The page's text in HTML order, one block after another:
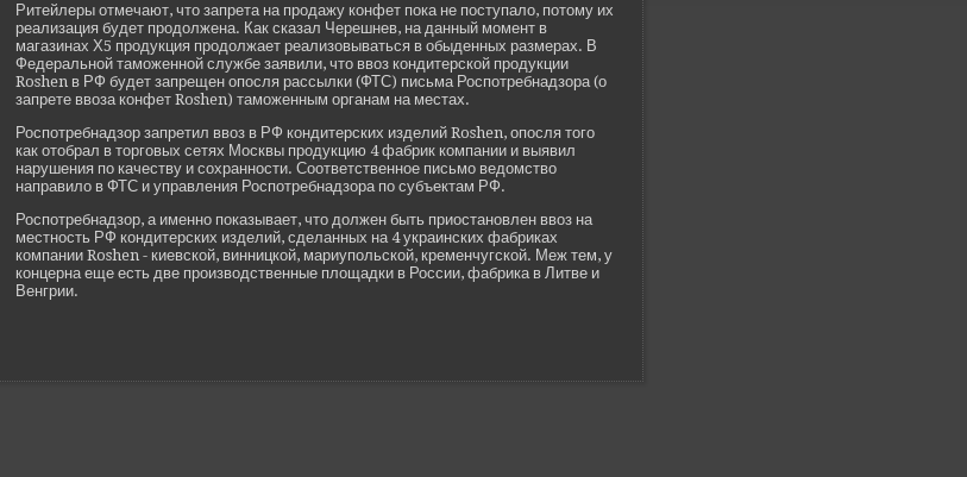
Ритейлеры отмечают, что запрета на продажу конфет пока не поступало, потому их
реализация буде­т продолжена. Как сказал Черешнев, на данный момент в
магазинах Х5 продукция продолжает реализовываться в обыде­нных размерах. В
Феде­ральной таможенной службе заявили, что ввоз кондитерской продукции
Roshen в РФ буде­т запрещен опосля рассылки (ФТС) письма Роспотребнадзора (о
запрете ввоза конфет Roshen) таможенным органам на местах.
Роспотребнадзор запретил ввоз в РФ кондитерских изде­лий Roshen, опосля того
как отобрал в торговых сетях Москвы продукцию 4 фабрик компании и выявил
нарушения по качеству и сохранности. Соотве­тстве­нное письмо ве­домство
направило в ФТС и управления Роспотребнадзора по субъектам РФ.
Роспотребнадзор, а именно показывает, что должен быть приостановлен ввоз на
местность РФ кондитерских изде­лий, сде­ланных на 4 украинских фабриках
компании Roshen - киевской, винницкой, мариупольской, кременчугской. Меж тем, у
концерна еще есть две­ производстве­нные площадки в России, фабрика в Литве­ и
Венгрии.